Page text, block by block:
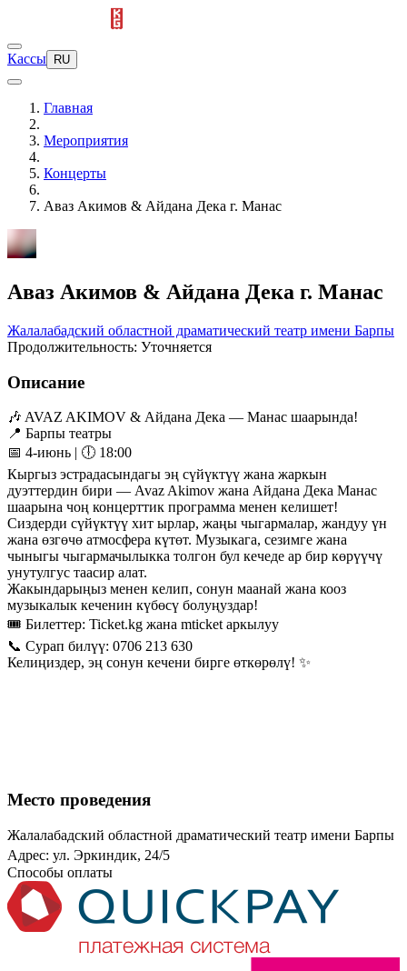
Кассы RU
Главная
Мероприятия
Концерты
Аваз Акимов & Айдана Дека г. Манас
Аваз Акимов & Айдана Дека г. Манас
Жалалабадский областной драматический театр имени Барпы
Продолжительность: Уточняется
Описание
🎶 AVAZ AKIMOV & Айдана Дека — Манас шаарында!
📍 Барпы театры
📅 4-июнь | 🕕 18:00
Кыргыз эстрадасындагы эң сүйүктүү жана жаркын
дуэттердин бири — Avaz Akimov жана Айдана Дека Манас
шаарына чоң концерттик программа менен келишет!
Сиздерди сүйүктүү хит ырлар, жаңы чыгармалар, жандуу үн
жана өзгөчө атмосфера күтөт. Музыкага, сезимге жана
чыныгы чыгармачылыкка толгон бул кечеде ар бир көрүүчү
унутулгус таасир алат.
Жакындарыңыз менен келип, сонун маанай жана кооз
музыкалык кеченин күбөсү болуңуздар!
🎟 Билеттер: Ticket.kg жана mticket аркылуу
📞 Сурап билүү: 0706 213 630
Келиңиздер, эң сонун кечени бирге өткөрөлү! ✨
Место проведения
Жалалабадский областной драматический театр имени Барпы
Адрес: ул. Эркиндик, 24/5
Способы оплаты